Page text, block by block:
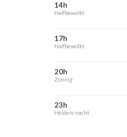
14h
Halfbewolkt
17h
Halfbewolkt
20h
Zonnig
23h
Heldere nacht